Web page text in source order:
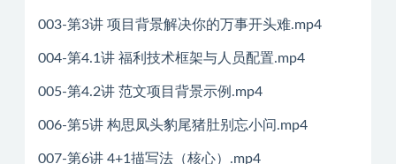
003-第3讲 项目背景解决你的万事开头难.mp4
004-第4.1讲 福利技术框架与人员配置.mp4
005-第4.2讲 范文项目背景示例.mp4
006-第5讲 构思凤头豹尾猪肚别忘小问.mp4
007-第6讲 4+1描写法（核心）.mp4